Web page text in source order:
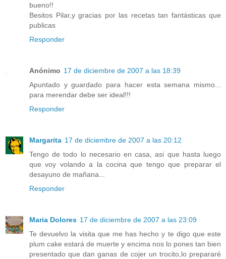
bueno!!
Besitos Pilar,y gracias por las recetas tan fantásticas que
publicas
Responder
Anónimo 17 de diciembre de 2007 a las 18:39
Apuntado y guardado para hacer esta semana mismo...
para merendar debe ser ideal!!!
Responder
Margarita 17 de diciembre de 2007 a las 20:12
Tengo de todo lo necesario en casa, asi que hasta luego
que voy volando a la cocina que tengo que preparar el
desayuno de mañana...
Responder
Maria Dolores 17 de diciembre de 2007 a las 23:09
Te devuelvo la visita que me has hecho y te digo que este
plum cake estará de muerte y encima nos lo pones tan bien
presentado que dan ganas de cojer un trocito,lo prepararé